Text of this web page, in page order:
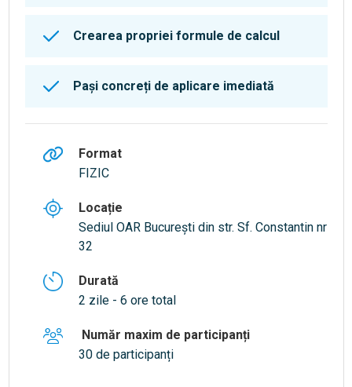
Crearea propriei formule de calcul
Pași concreți de aplicare imediată
Format
FIZIC
Locație
Sediul OAR București din str. Sf. Constantin nr
32
Durată
2 zile - 6 ore total
Număr maxim de participanți
30 de participanți